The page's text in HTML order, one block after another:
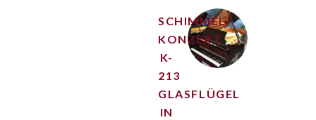
SCHIMMEL
KONZERT
K-
213
GLASFLÜGEL
IN